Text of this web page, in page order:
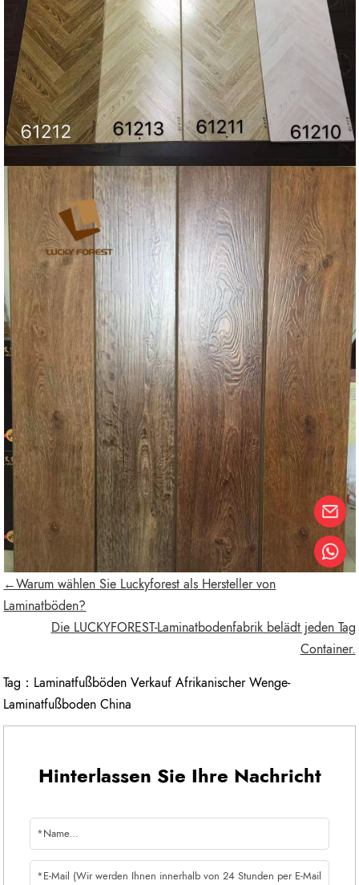
←Warum wählen Sie Luckyforest als Hersteller von
Laminatböden?
Die LUCKYFOREST-Laminatbodenfabrik belädt jeden Tag
Container.
Tag： Laminatfußböden Verkauf Afrikanischer Wenge-
Laminatfußboden China
Hinterlassen Sie Ihre Nachricht